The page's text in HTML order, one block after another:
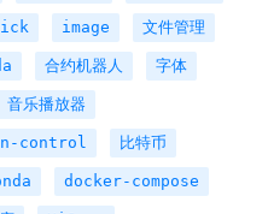
image 文件管理
合约机器人 字体
音乐播放器
control 比特币
docker-compose